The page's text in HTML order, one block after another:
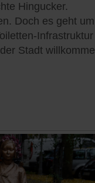
Hingucker.
Doch es geht um
Infrastruktur
Stadt